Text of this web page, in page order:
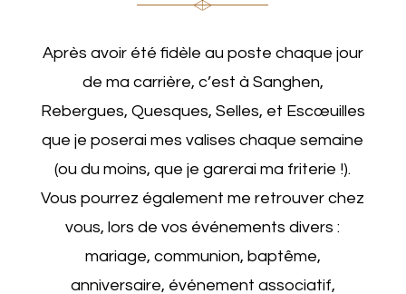
Après avoir été fidèle au poste chaque jour
de ma carrière, c’est à Sanghen,
Rebergues, Quesques, Selles, et Escœuilles
que je poserai mes valises chaque semaine
(ou du moins, que je garerai ma friterie !).
Vous pourrez également me retrouver chez
vous, lors de vos événements divers :
mariage, communion, baptême,
anniversaire, événement associatif,